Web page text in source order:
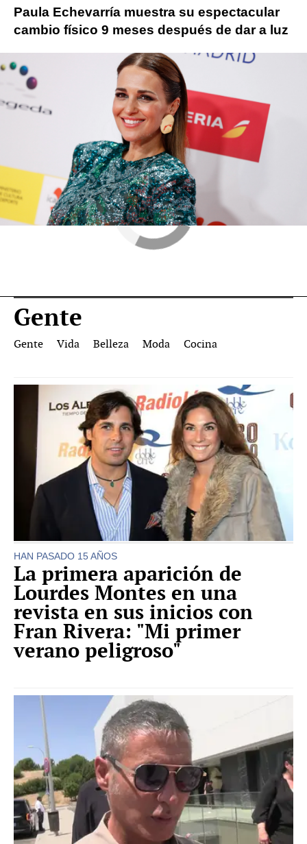
Paula Echevarría muestra su espectacular
cambio físico 9 meses después de dar a luz
Paula Echevarría redes sociales
Gente
Gente Vida Belleza Moda Cocina
HAN PASADO 15 AÑOS
La primera aparición de
Lourdes Montes en una
revista en sus inicios con
Fran Rivera: "Mi primer
verano peligroso"